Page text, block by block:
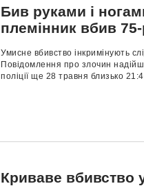
Бив руками і
племінник вбив 75-
Умисне вбивство інкримінують
Повідомлення про злочин
поліції ще 28 травня близько
Криваве вбивство